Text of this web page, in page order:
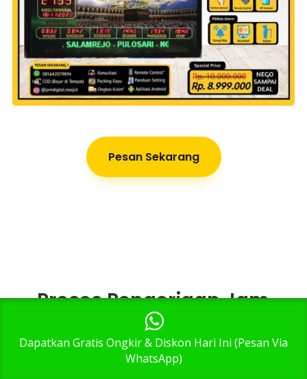
Pesan Sekarang
Proses Pengerjaan Jam
Masjid
Para Tim Kami yang Ahli dan Perpengalaman
Dapatkan Gratis Ongkir & Diskon Hari Ini (Pesan Via
WhatsApp)